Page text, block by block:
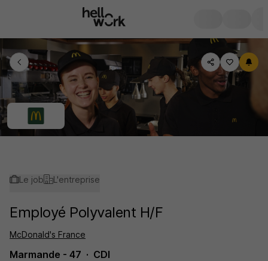
Le job L'entreprise
Employé Polyvalent H/F
McDonald's France
Marmande - 47 CDI